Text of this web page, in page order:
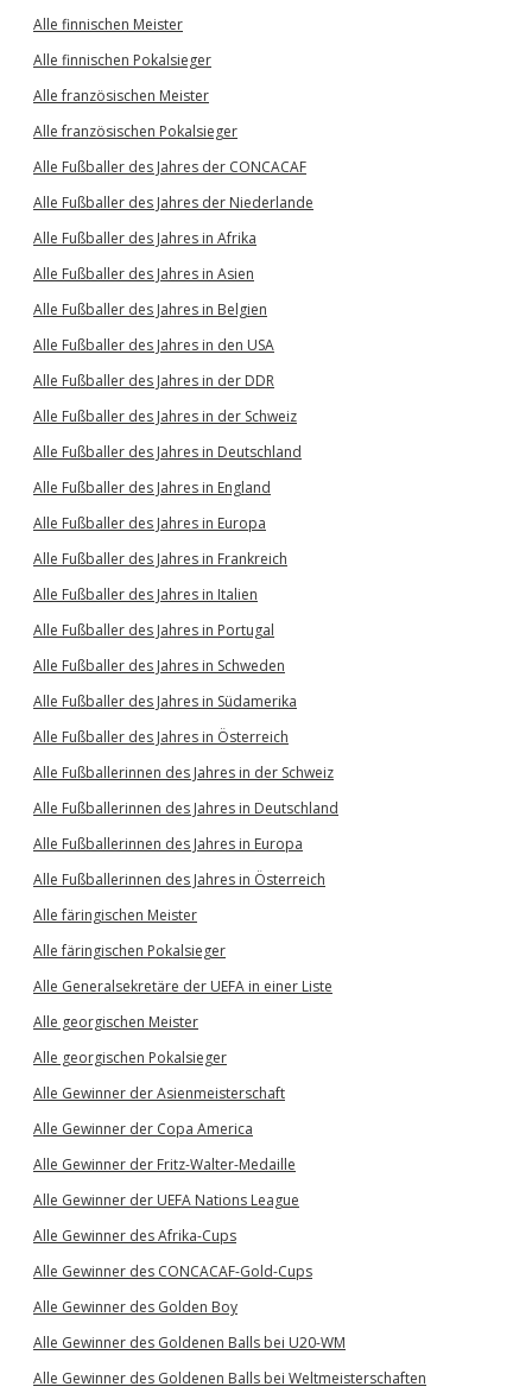
Alle finnischen Meister
Alle finnischen Pokalsieger
Alle französischen Meister
Alle französischen Pokalsieger
Alle Fußballer des Jahres der CONCACAF
Alle Fußballer des Jahres der Niederlande
Alle Fußballer des Jahres in Afrika
Alle Fußballer des Jahres in Asien
Alle Fußballer des Jahres in Belgien
Alle Fußballer des Jahres in den USA
Alle Fußballer des Jahres in der DDR
Alle Fußballer des Jahres in der Schweiz
Alle Fußballer des Jahres in Deutschland
Alle Fußballer des Jahres in England
Alle Fußballer des Jahres in Europa
Alle Fußballer des Jahres in Frankreich
Alle Fußballer des Jahres in Italien
Alle Fußballer des Jahres in Portugal
Alle Fußballer des Jahres in Schweden
Alle Fußballer des Jahres in Südamerika
Alle Fußballer des Jahres in Österreich
Alle Fußballerinnen des Jahres in der Schweiz
Alle Fußballerinnen des Jahres in Deutschland
Alle Fußballerinnen des Jahres in Europa
Alle Fußballerinnen des Jahres in Österreich
Alle färingischen Meister
Alle färingischen Pokalsieger
Alle Generalsekretäre der UEFA in einer Liste
Alle georgischen Meister
Alle georgischen Pokalsieger
Alle Gewinner der Asienmeisterschaft
Alle Gewinner der Copa America
Alle Gewinner der Fritz-Walter-Medaille
Alle Gewinner der UEFA Nations League
Alle Gewinner des Afrika-Cups
Alle Gewinner des CONCACAF-Gold-Cups
Alle Gewinner des Golden Boy
Alle Gewinner des Goldenen Balls bei U20-WM
Alle Gewinner des Goldenen Balls bei Weltmeisterschaften